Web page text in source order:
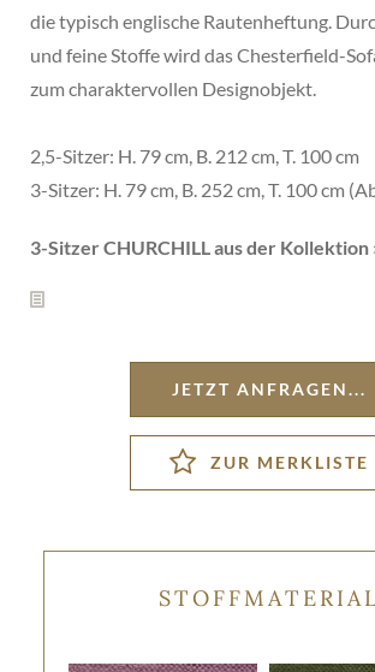
die typisch englische Rautenheftung.
und feine Stoffe wird das Chesterfield-
zum charaktervollen Designobjekt.
2,5-Sitzer: H. 79 cm, B. 212 cm, T. 100 cm
3-Sitzer: H. 79 cm, B. 252 cm, T. 100 cm
3-Sitzer CHURCHILL aus der Kollektion
JETZT ANFRAGEN...
STOFFMATERIAL